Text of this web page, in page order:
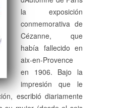
la exposición
conmemorativa de
Cézanne, que
había fallecido en
aix-en-Provence
en 1906. Bajo la
impresión que le
escribió diariamente